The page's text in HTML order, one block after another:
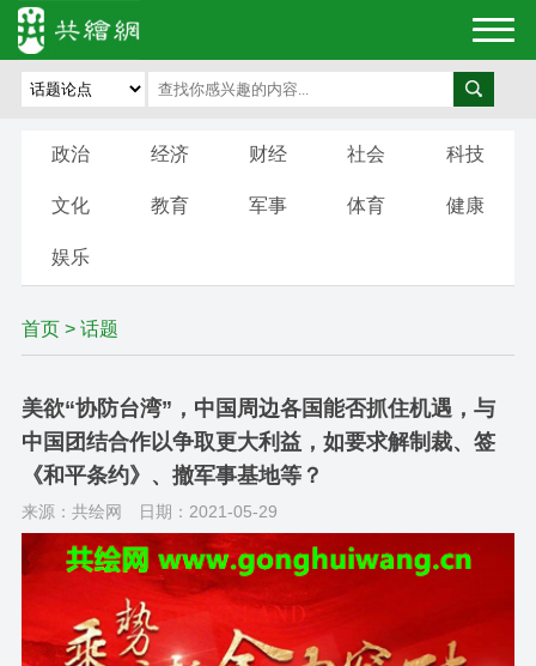
政治 经济 财经 社会 科技
文化 教育 军事 体育 健康
娱乐
首页> 话题
美欲“协防台湾”，中国周边各国能否抓住机遇，与
中国团结合作以争取更大利益，如要求解制裁、签
《和平条约》、撤军事基地等？
来源：共绘网 日期：2021-05-29